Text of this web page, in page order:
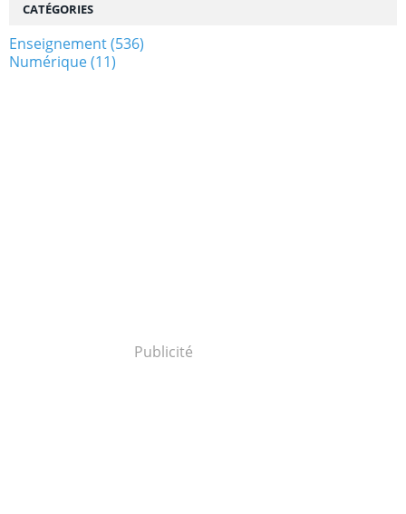
CATÉGORIES
Enseignement(536)
Numérique(11)
Publicité